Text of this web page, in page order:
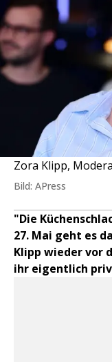
Zora Klipp,
Bild: APress
"Die
27. Mai geht es
Klipp wieder vor
ihr eigentlich